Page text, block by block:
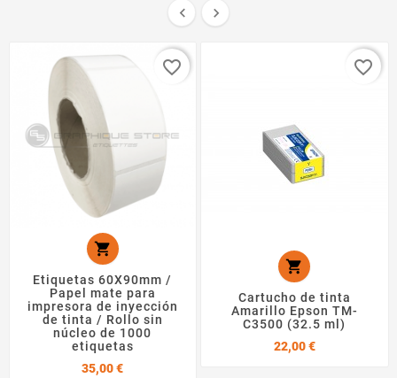
 

Etiquetas 60X90mm /
Papel mate para
impresora de inyección
de tinta / Rollo sin
núcleo de 1000
etiquetas
35,00 €Precio
favorite_border

Cartucho de tinta
Amarillo Epson TM-
C3500 (32.5 ml)
22,00 €Precio
favorite_border